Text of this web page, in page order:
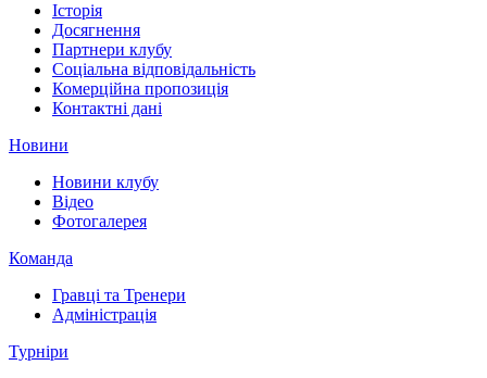
Історія
Досягнення
Партнери клубу
Соціальна відповідальність
Комерційна пропозиція
Контактні дані
Новини
Новини клубу
Відео
Фотогалерея
Команда
Гравці та Тренери
Адміністрація
Турніри